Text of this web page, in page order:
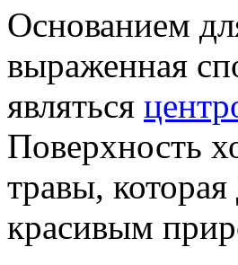
Основанием
выраженная
являться
Поверхность
травы,
красивым